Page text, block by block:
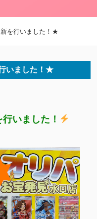
を行いました！★
いました！★
いました！